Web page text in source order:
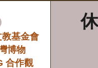
教基金會
博物
合作觀